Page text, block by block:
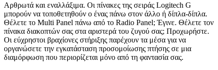
Αρθρωτά και εναλλάξιμα. Οι πίνακες της σειράς Logitech G
μπορούν να τοποθετηθούν ο ένας πάνω στον άλλο ή δίπλα-δίπλα.
Θέλετε το Multi Panel πάνω από το Radio Panel; Έγινε. Θέλετε τον
πίνακα διακοπτών σας στα αριστερά του ζυγού σας; Προχωρήστε.
Οι εύχρηστοι βραχίονες στήριξης παρέχουν τα μέσα για να
οργανώσετε την εγκατάσταση προσομοίωσης πτήσης σε μια
διαμόρφωση που περιορίζεται μόνο από τη φαντασία σας.